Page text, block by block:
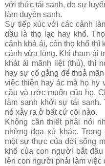
với thức tái sanh, do sự
làm duyên sanh.
Sự tiếp xúc với các cảnh
dầu là thọ lạc hay khổ.
cảnh khả ái, còn thọ khổ thì
cảnh vừa lòng. Khi tham ái
khát ái mãnh liệt (thủ), thì
hay sự cố gắng để thoả
việc thiện hay ác mà họ hy
cầu và ước muốn của họ.
làm sanh khởi sự tái
nó xảy ra ở bất cứ cõi nào.
Không cần thiết phải nói
những đọa xứ khác.
một sự thực của đời sống
khổ của con người bắt
lên con người phải làm